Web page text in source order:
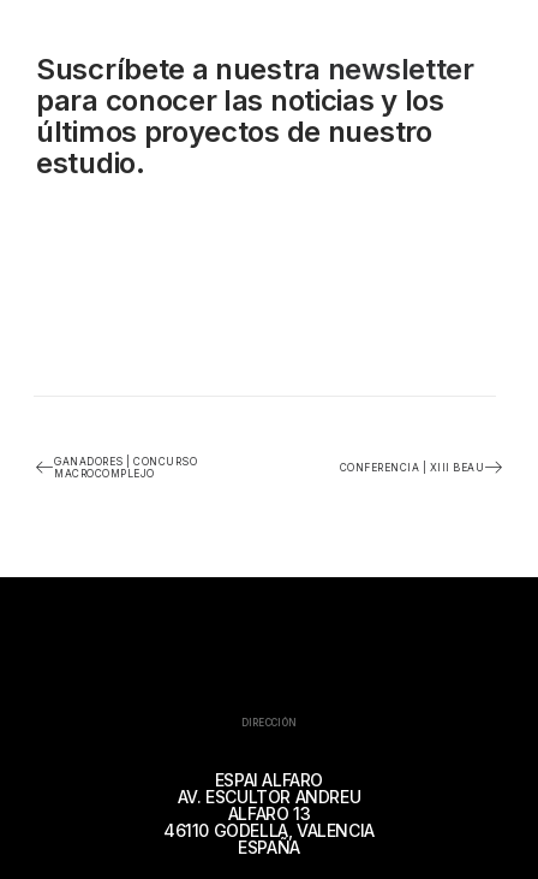
Suscríbete a nuestra newsletter
para conocer las noticias y los
últimos proyectos de nuestro
estudio.
GANADORES | CONCURSO
MACROCOMPLEJO
CONFERENCIA | XIII BEAU
DIRECCIÓN
ESPAI ALFARO
AV. ESCULTOR ANDREU
ALFARO 13
46110 GODELLA, VALENCIA
ESPAÑA